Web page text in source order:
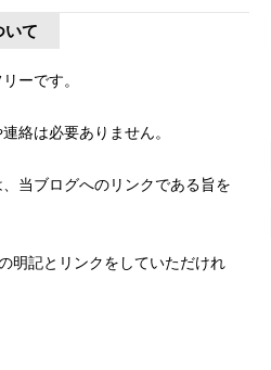
いて
ーです。
絡は必要ありません。
当ブログへのリンクである旨を
明記とリンクをしていただけれ